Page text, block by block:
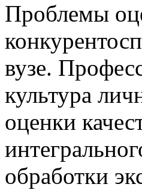
Проблемы
вузе.
культура
оценки
обработки